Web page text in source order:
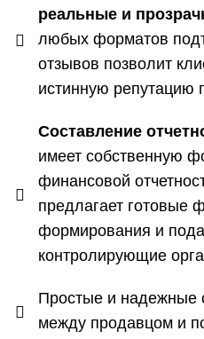
реальные и
любых форматов
отзывов позволит
истинную репутацию
Составление
имеет собственную
финансовой
предлагает готовые
формирования и
контролирующие
Простые и надежные
между продавцом и